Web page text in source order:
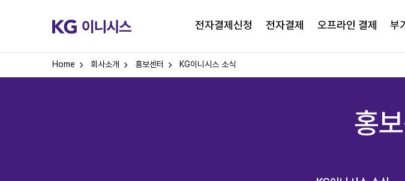
전자결제신청 전자결제 오프라인 결제 부
Home 회사소개 홍보센터 KG이니시스 소식
홍